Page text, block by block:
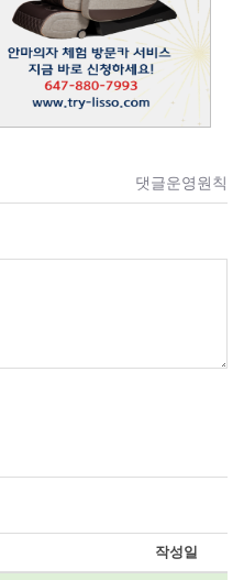
댓글운영원칙
작성일